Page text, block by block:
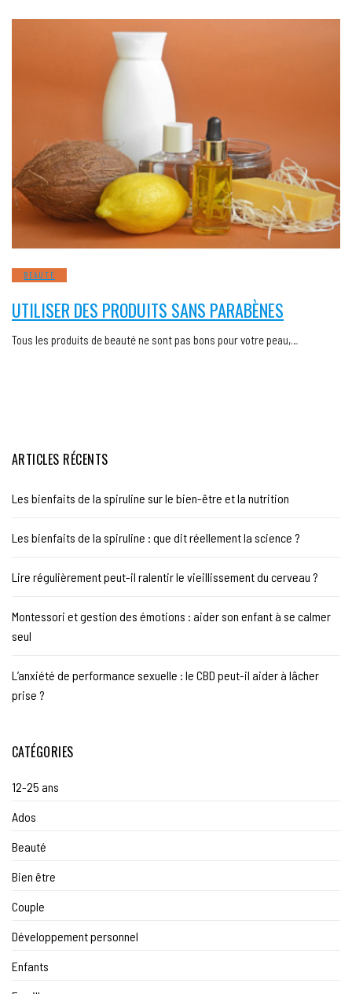
BEAUTÉ
UTILISER DES PRODUITS SANS PARABÈNES
Tous les produits de beauté ne sont pas bons pour votre peau,…
ARTICLES RÉCENTS
Les bienfaits de la spiruline sur le bien-être et la nutrition
Les bienfaits de la spiruline : que dit réellement la science ?
Lire régulièrement peut-il ralentir le vieillissement du cerveau ?
Montessori et gestion des émotions : aider son enfant à se calmer
seul
L’anxiété de performance sexuelle : le CBD peut-il aider à lâcher
prise ?
CATÉGORIES
12-25 ans
Ados
Beauté
Bien être
Couple
Développement personnel
Enfants